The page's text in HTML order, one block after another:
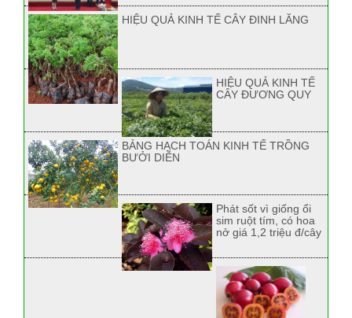
HIỆU QUẢ KINH TẾ CÂY ĐINH LĂNG
HIỆU QUẢ KINH TẾ
CÂY ĐƯƠNG QUY
BẢNG HẠCH TOÁN KINH TẾ TRỒNG
BƯỞI DIỄN
Phát sốt vì giống ổi
sim ruột tím, có hoa
nở giá 1,2 triệu đ/cây